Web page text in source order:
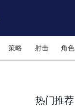
策略 射击 角色
热门推荐